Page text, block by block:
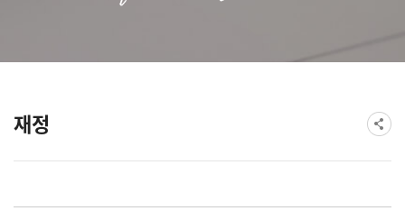
재정